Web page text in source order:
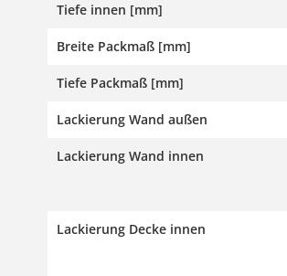
Tiefe innen [mm]
Breite Packmaß [mm]
Tiefe Packmaß [mm]
Lackierung Wand außen
Lackierung Wand innen
Lackierung Decke innen